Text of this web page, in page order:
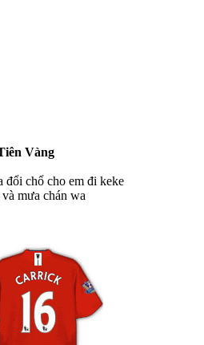
Vàng
đổi chổ cho em đi keke
mưa chán wa